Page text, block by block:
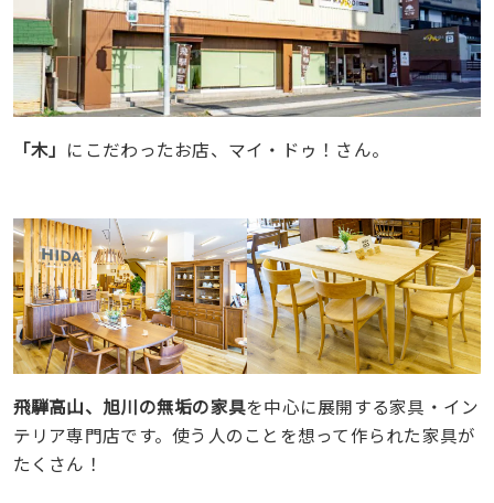
「木」 にこだわったお店、マイ・ドゥ！さん。
飛騨高山、旭川の無垢の家具を中心に展開する家具・イン
テリア専門店です。使う人のことを想って作られた家具が
たくさん！